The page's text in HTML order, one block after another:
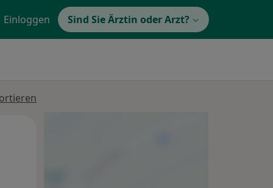
Einloggen Sind Sie Ärztin oder Arzt?